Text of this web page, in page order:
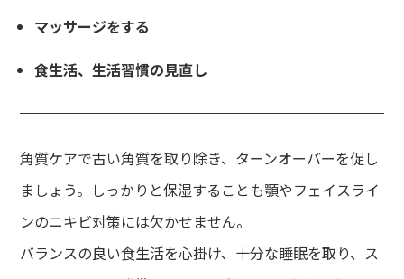
マッサージをする
食生活、生活習慣の見直し
角質ケアで古い角質を取り除き、ターンオーバーを促し
ましょう。しっかりと保湿することも顎やフェイスライ
ンのニキビ対策には欠かせません。
バランスの良い食生活を心掛け、十分な睡眠を取り、ス